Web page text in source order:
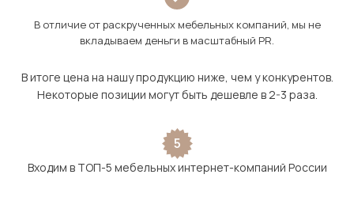
В отличие от раскрученных мебельных компаний, мы не
вкладываем деньги в масштабный PR.
В итоге цена на нашу продукцию ниже, чем у конкурентов.
Некоторые позиции могут быть дешевле в 2-3 раза.
5
Входим в ТОП-5 мебельных интернет-компаний России